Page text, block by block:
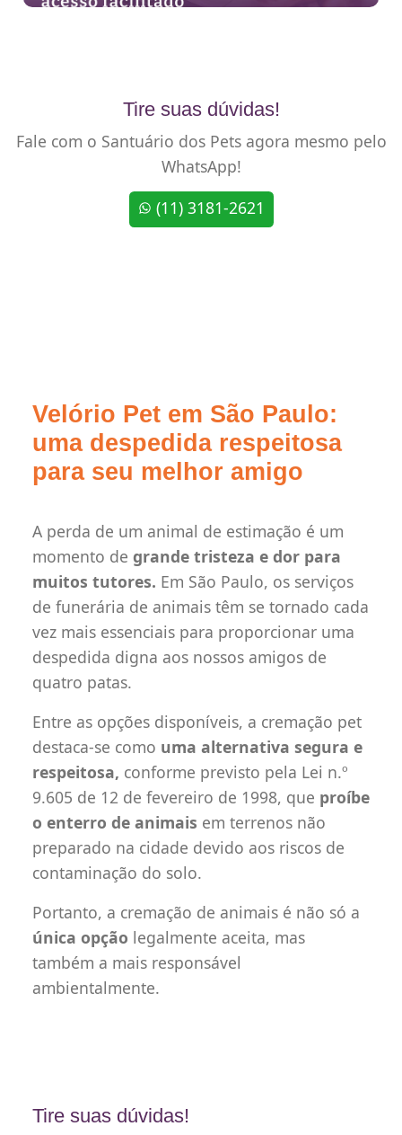
Tire suas dúvidas!
Fale com o Santuário dos Pets agora mesmo pelo
WhatsApp!
(11) 3181-2621
Velório Pet em São Paulo:
uma despedida respeitosa
para seu melhor amigo
A perda de um animal de estimação é um
momento de grande tristeza e dor para
muitos tutores. Em São Paulo, os serviços
de funerária de animais têm se tornado cada
vez mais essenciais para proporcionar uma
despedida digna aos nossos amigos de
quatro patas.
Entre as opções disponíveis, a cremação pet
destaca-se como uma alternativa segura e
respeitosa, conforme previsto pela Lei n.º
9.605 de 12 de fevereiro de 1998, que proíbe
o enterro de animais em terrenos não
preparado na cidade devido aos riscos de
contaminação do solo.
Portanto, a cremação de animais é não só a
única opção legalmente aceita, mas
também a mais responsável
ambientalmente.
Tire suas dúvidas!